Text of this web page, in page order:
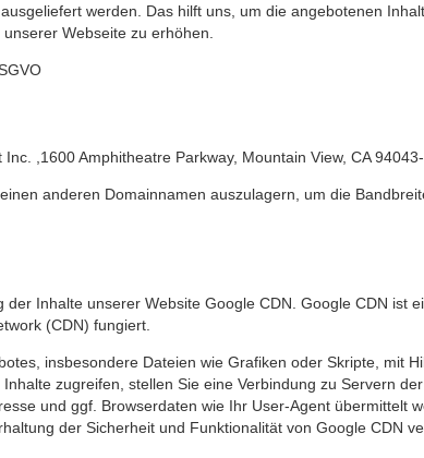
werden. Das hilft uns, um die angebotenen
Webseite zu erhöhen.
,1600 Amphitheatre Parkway, Mountain View, CA
anderen Domainnamen auszulagern, um die
Inhalte unserer Website Google CDN. Google CDN ist
(CDN) fungiert.
insbesondere Dateien wie Grafiken oder Skripte, mit
zugreifen, stellen Sie eine Verbindung zu Servern
und ggf. Browserdaten wie Ihr User-Agent übermittelt
der Sicherheit und Funktionalität von Google CDN